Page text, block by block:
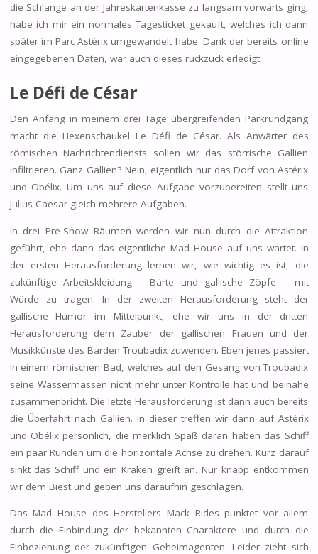
die Schlange an der Jahreskartenkasse zu langsam vorwärts ging,
habe ich mir ein normales Tagesticket gekauft, welches ich dann
später im Parc Astérix umgewandelt habe. Dank der bereits online
eingegebenen Daten, war auch dieses ruckzuck erledigt.
Le Défi de César
Den Anfang in meinem drei Tage übergreifenden Parkrundgang
macht die Hexenschaukel Le Défi de César. Als Anwärter des
römischen Nachrichtendiensts sollen wir das störrische Gallien
infiltrieren. Ganz Gallien? Nein, eigentlich nur das Dorf von Astérix
und Obélix. Um uns auf diese Aufgabe vorzubereiten stellt uns
Julius Caesar gleich mehrere Aufgaben.
In drei Pre-Show Räumen werden wir nun durch die Attraktion
geführt, ehe dann das eigentliche Mad House auf uns wartet. In
der ersten Herausforderung lernen wir, wie wichtig es ist, die
zukünftige Arbeitskleidung – Bärte und gallische Zöpfe – mit
Würde zu tragen. In der zweiten Herausforderung steht der
gallische Humor im Mittelpunkt, ehe wir uns in der dritten
Herausforderung dem Zauber der gallischen Frauen und der
Musikkünste des Barden Troubadix zuwenden. Eben jenes passiert
in einem römischen Bad, welches auf den Gesang von Troubadix
seine Wassermassen nicht mehr unter Kontrolle hat und beinahe
zusammenbricht. Die letzte Herausforderung ist dann auch bereits
die Überfahrt nach Gallien. In dieser treffen wir dann auf Astérix
und Obélix persönlich, die merklich Spaß daran haben das Schiff
ein paar Runden um die horizontale Achse zu drehen. Kurz darauf
sinkt das Schiff und ein Kraken greift an. Nur knapp entkommen
wir dem Biest und geben uns daraufhin geschlagen.
Das Mad House des Herstellers Mack Rides punktet vor allem
durch die Einbindung der bekannten Charaktere und durch die
Einbeziehung der zukünftigen Geheimagenten. Leider zieht sich